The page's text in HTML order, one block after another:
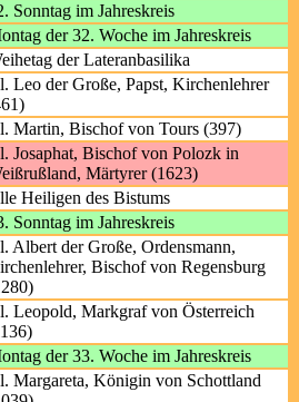
Sonntag im Jahreskreis
der 32. Woche im Jahreskreis
der Lateranbasilika
Leo der Große, Papst, Kirchenlehrer
Martin, Bischof von Tours (397)
Josaphat, Bischof von Polozk in
Märtyrer (1623)
Heiligen des Bistums
Sonntag im Jahreskreis
Albert der Große, Ordensmann,
Bischof von Regensburg
Leopold, Markgraf von Österreich
der 33. Woche im Jahreskreis
Margareta, Königin von Schottland